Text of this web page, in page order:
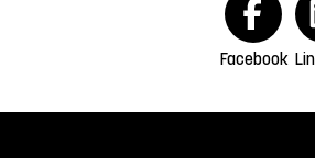
Facebook